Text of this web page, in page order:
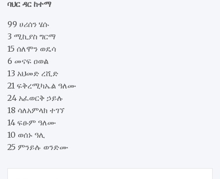
ባህር ዳር ከተማ
99 ሀሪሰን ሄሱ
3 ሚኪያስ ግርማ
15 ሰለሞን ወዴሳ
6 መናፍ ዐወል
13 አህመድ ረሺድ
21 ፍቅረሚካኤል ዓለሙ
24 አፈወርቅ ኃይሉ
18 ሳለአምላክ ተገኘ
14 ፍፁም ዓለሙ
10 ወሰኑ ዓሊ
25 ምንይሉ ወንድሙ